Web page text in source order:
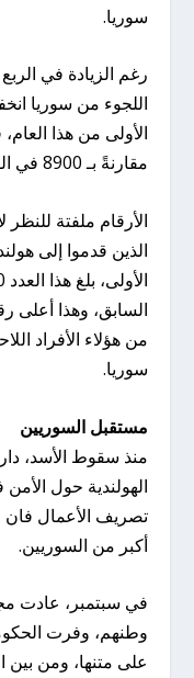
سوريا.
رغم الزيادة في
اللجوء من سوريا
مقارنةً بـ 8900 في الفترة نفسها من العام السابق.
الأرقام ملفتة للنظر
الذين قدموا إلى
سوريا.
مستقبل السوريين
منذ سقوط الأسد،
الهولندية حول
تصريف الأعمال فان
أكبر من السوريين.
وطنهم، وفرت